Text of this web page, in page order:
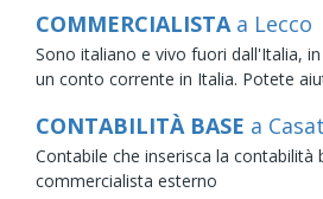
COMMERCIALISTA a Lecco
Sono italiano e vivo fuori dall'Italia,
un conto corrente in Italia. Potete
CONTABILITÀ BASE a
Contabile che inserisca la contabilità
commercialista esterno